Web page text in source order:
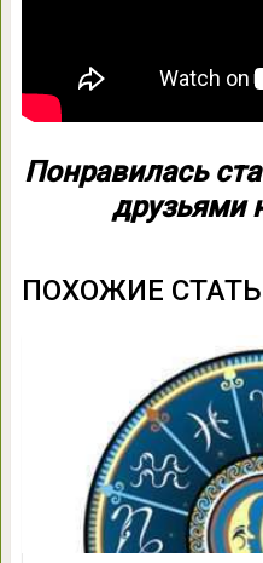
Понравилась
друзьями
ПОХОЖИЕ